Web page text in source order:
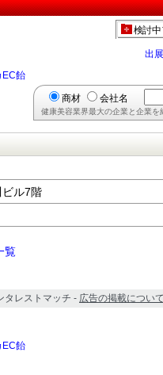
検討
出
EC飴
商材 会社名
健康美容業界最大の企業と企業
ル7階
覧
タレストマッチ - 広告の掲載について
EC飴